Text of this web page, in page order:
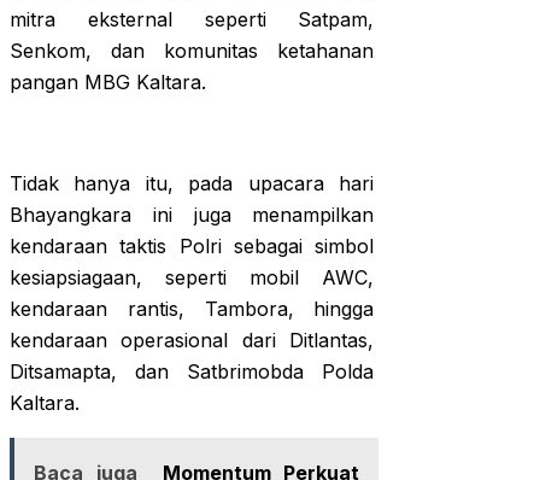
mitra eksternal seperti Satpam,
Senkom, dan komunitas ketahanan
pangan MBG Kaltara.
Tidak hanya itu, pada upacara hari
Bhayangkara ini juga menampilkan
kendaraan taktis Polri sebagai simbol
kesiapsiagaan, seperti mobil AWC,
kendaraan rantis, Tambora, hingga
kendaraan operasional dari Ditlantas,
Ditsamapta, dan Satbrimobda Polda
Kaltara.
Baca juga
Momentum Perkuat